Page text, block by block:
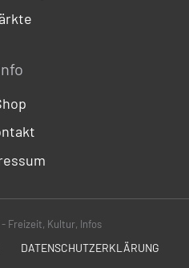
Freizeit, Kultur, Infos
DATENSCHUTZERKLÄRUNG